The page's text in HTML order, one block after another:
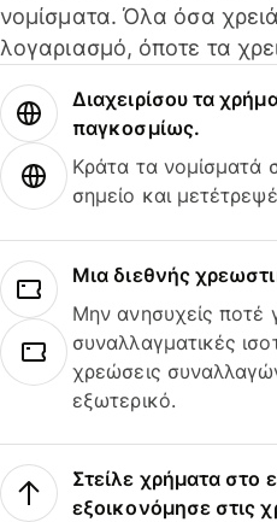
νομίσματα. Όλα όσα
λογαριασμό, όποτε τα
Διαχειρίσου τα
παγκοσμίως.
Κράτα τα νομίσματά
σημείο και
Μια διεθνής
Μην ανησυχείς ποτέ
συναλλαγματικές
χρεώσεις
εξωτερικό.
Στείλε χρήματα στο
εξοικονόμησε στις